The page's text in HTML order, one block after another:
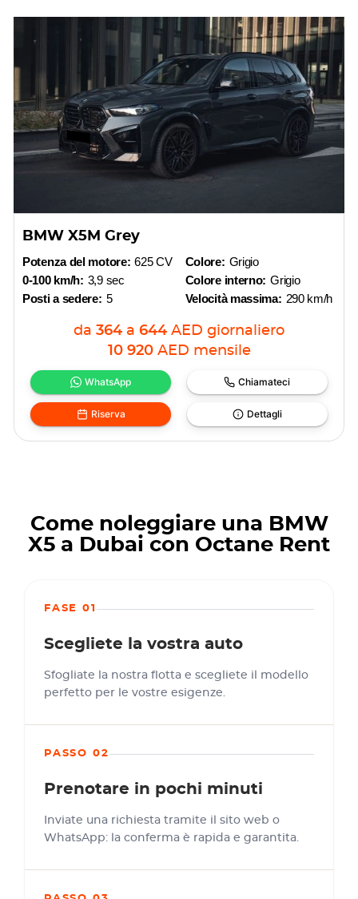
BMW X5M Grey
Potenza del motore: 625 CV
0-100 km/h: 3,9 sec
Posti a sedere: 5
Colore: Grigio
Colore interno: Grigio
Velocità massima: 290 km/h
da 364 a 644 AED giornaliero
10 920 AED mensile
WhatsApp Chiamateci
Riserva Dettagli
Come noleggiare una BMW
X5 a Dubai con Octane Rent
FASE 01
Scegliete la vostra auto
Sfogliate la nostra flotta e scegliete il modello
perfetto per le vostre esigenze.
PASSO 02
Prenotare in pochi minuti
Inviate una richiesta tramite il sito web o
WhatsApp: la conferma è rapida e garantita.